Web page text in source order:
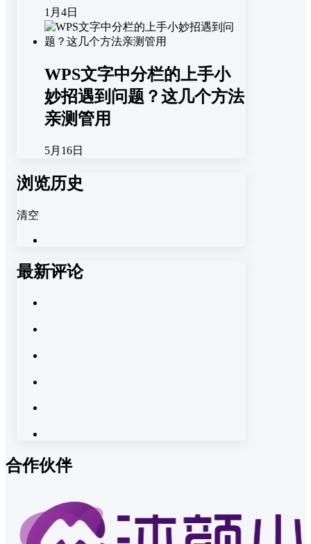
1月4日
WPS文字中分栏的上手小
妙招遇到问题？这几个方法
亲测管用
5月16日
浏览历史
清空
最新评论
合作伙伴